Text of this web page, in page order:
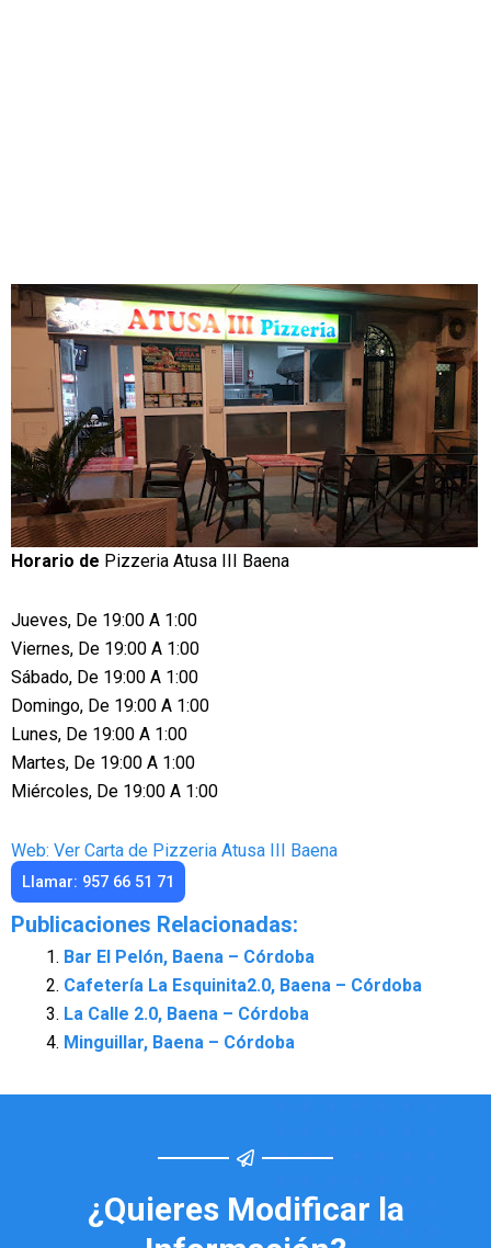
Horario de Pizzeria Atusa III Baena
Jueves, De 19:00 A 1:00
Viernes, De 19:00 A 1:00
Sábado, De 19:00 A 1:00
Domingo, De 19:00 A 1:00
Lunes, De 19:00 A 1:00
Martes, De 19:00 A 1:00
Miércoles, De 19:00 A 1:00
Web: Ver Carta de Pizzeria Atusa III Baena
Llamar: 957 66 51 71
Publicaciones Relacionadas:
Bar El Pelón, Baena – Córdoba
Cafetería La Esquinita2.0, Baena – Córdoba
La Calle 2.0, Baena – Córdoba
Minguillar, Baena – Córdoba
¿Quieres Modificar la